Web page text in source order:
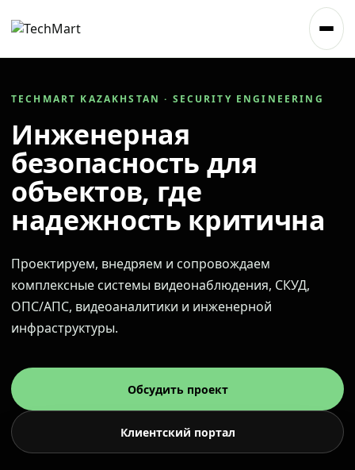
TECHMART KAZAKHSTAN · SECURITY ENGINEERING
Инженерная
безопасность для
объектов, где
надежность критична
Проектируем, внедряем и сопровождаем
комплексные системы видеонаблюдения, СКУД,
ОПС/АПС, видеоаналитики и инженерной
инфраструктуры.
Обсудить проект
Клиентский портал